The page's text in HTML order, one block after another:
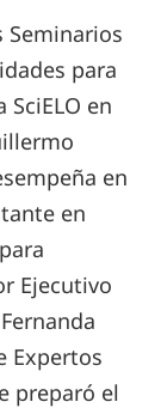
Seminarios
para
en
en
en
Ejecutivo
Expertos
preparó el